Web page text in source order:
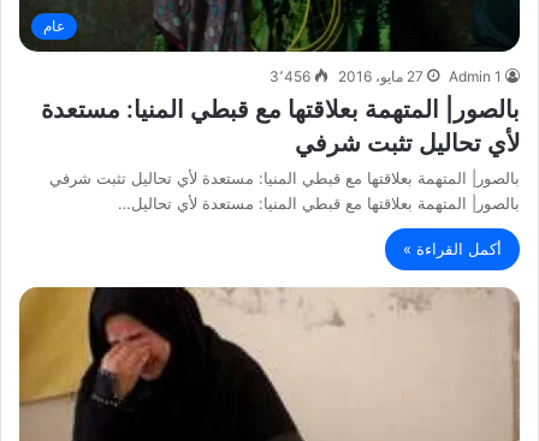
عام
Admin 1 27 مايو، 2016 3٬456
بالصور| المتهمة بعلاقتها مع قبطي المنيا: مستعدة
لأي تحاليل تثبت شرفي
بالصور| المتهمة بعلاقتها مع قبطي المنيا: مستعدة لأي تحاليل تثبت شرفي
بالصور| المتهمة بعلاقتها مع قبطي المنيا: مستعدة لأي تحاليل…
أكمل القراءة »